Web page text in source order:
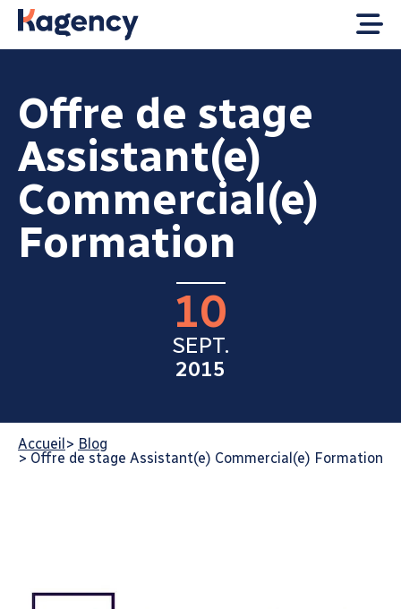
Offre de stage
Assistant(e)
Commercial(e)
Formation
10
SEPT.
2015
Accueil> Blog
> Offre de stage Assistant(e) Commercial(e) Formation